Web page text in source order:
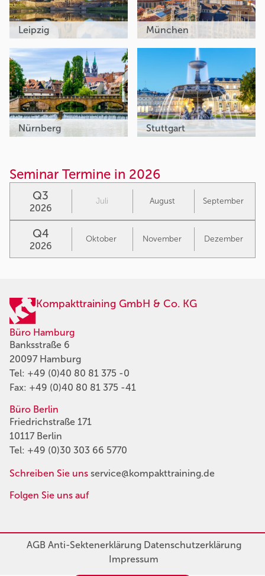
Leipzig München
Nürnberg Stuttgart
Seminar Termine in 2026
Q3
2026
Juli August September
Q4
2026
Oktober November Dezember
Kompakttraining GmbH & Co. KG
Büro Hamburg
Banksstraße 6
20097 Hamburg
Tel: +49 (0)40 80 81 375 -0
Fax: +49 (0)40 80 81 375 -41
Büro Berlin
Friedrichstraße 171
10117 Berlin
Tel: +49 (0)30 303 66 5770
Schreiben Sie uns service@kompakttraining.de
Folgen Sie uns auf
AGBAnti-SektenerklärungDatenschutzerklärung
Impressum